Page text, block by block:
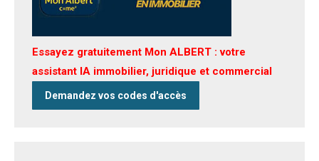
Essayez gratuitement Mon ALBERT : votre
assistant IA immobilier, juridique et commercial
Demandez vos codes d'accès